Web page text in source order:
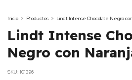
Inicio > Productos > Lindt Intense Chocolate Negro con
Lindt Intense
Negro con
SKU: 101396